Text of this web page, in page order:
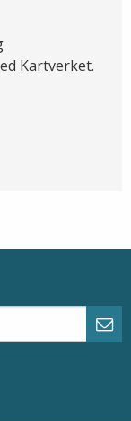
Kartverket.
facebook